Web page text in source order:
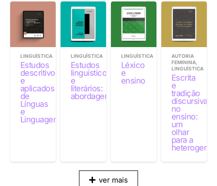
LINGUÍSTICA
Estudos
descritivos
e
aplicados
de
Línguas
e
Linguagens
LINGUÍSTICA
Estudos
linguísticos
e
literários:
abordagens
LINGUÍSTICA
Léxico
e
ensino
AUTORIA
FEMININA,
LINGUÍSTICA
Escrita
e
tradição
discursiva
no
ensino:
um
olhar
para a
ver mais